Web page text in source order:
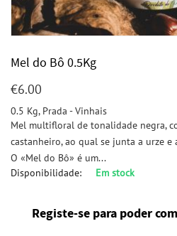
Mel do Bô 0.5Kg
€6.00
0.5 Kg, Prada - Vinhais
Mel multifloral de tonalidade negra,
castanheiro, ao qual se junta a urze e
O «Mel do Bô» é um...
Disponibilidade:
Em stock
Registe-se para poder